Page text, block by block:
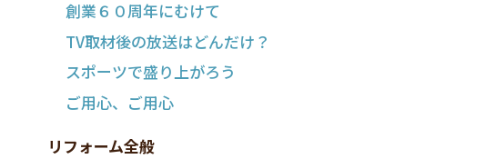
創業６０周年にむけて
TV取材後の放送はどんだけ？
スポーツで盛り上がろう
ご用心、ご用心
リフォーム全般